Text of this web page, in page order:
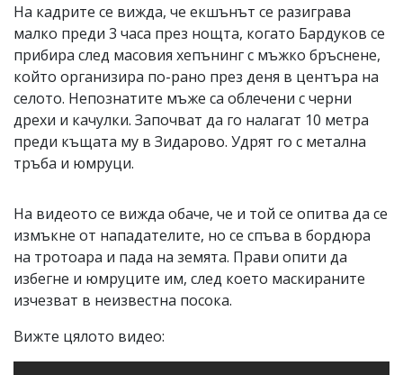
На кадрите се вижда, че екшънът се разиграва
малко преди 3 часа през нощта, когато Бардуков се
прибира след масовия хепънинг с мъжко бръснене,
който организира по-рано през деня в центъра на
селото. Непознатите мъже са облечени с черни
дрехи и качулки. Започват да го налагат 10 метра
преди къщата му в Зидарово. Удрят го с метална
тръба и юмруци.
На видеото се вижда обаче, че и той се опитва да се
измъкне от нападателите, но се спъва в бордюра
на тротоара и пада на земята. Прави опити да
избегне и юмруците им, след което маскираните
изчезват в неизвестна посока.
Вижте цялото видео: